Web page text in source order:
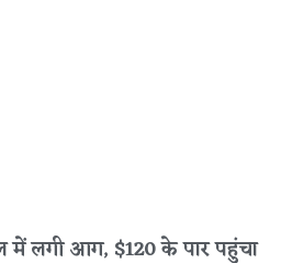
में लगी आग, $120 के पार पहुंचा